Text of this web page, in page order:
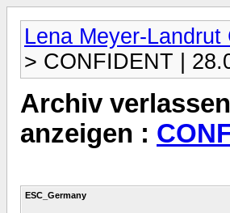
Lena Meyer-
> CONFIDENT |
Archiv
anzeigen :
ESC_Germany